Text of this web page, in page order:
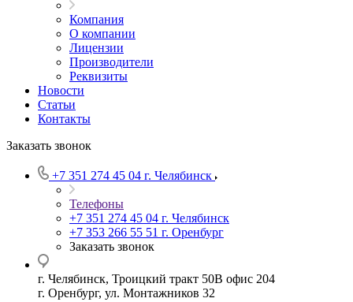
Компания
О компании
Лицензии
Производители
Реквизиты
Новости
Статьи
Контакты
Заказать звонок
+7 351 274 45 04 г. Челябинск
Телефоны
+7 351 274 45 04 г. Челябинск
+7 353 266 55 51 г. Оренбург
Заказать звонок
г. Челябинск, Троицкий тракт 50В офис 204
г. Оренбург, ул. Монтажников 32